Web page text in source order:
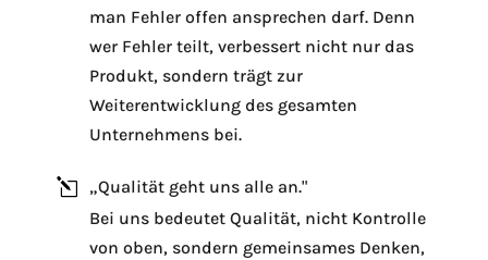
man Fehler offen ansprechen darf. Denn
wer Fehler teilt, verbessert nicht nur das
Produkt, sondern trägt zur
Weiterentwicklung des gesamten
Unternehmens bei.
l „Qualität geht uns alle an."
Bei uns bedeutet Qualität, nicht Kontrolle
von oben, sondern gemeinsames Denken,